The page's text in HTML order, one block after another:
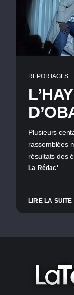
REPORTAGES
Plusieurs
rassemblées
résultats des
La Rédac'
LIRE LA SUITE